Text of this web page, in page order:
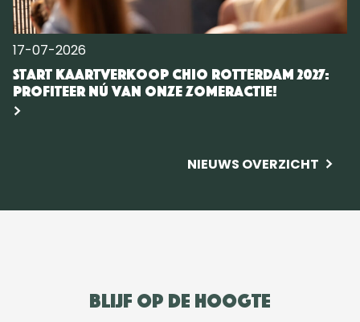
17-07-2026
Start kaartverkoop CHIO Rotterdam 2027:
Profiteer nú van onze zomeractie!
NIEUWS OVERZICHT
Blijf op de hoogte